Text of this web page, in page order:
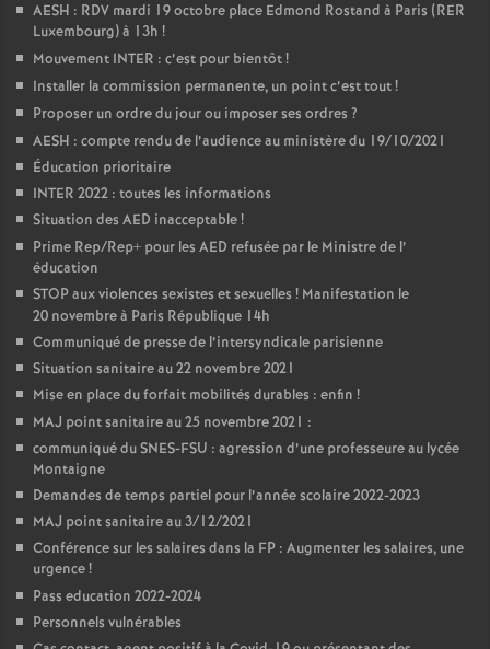
AESH : RDV mardi 19 octobre place Edmond Rostand à Paris (RER
Luxembourg) à 13h !
Mouvement INTER : c’est pour bientôt!
Installer la commission permanente, un point c’est tout!
Proposer un ordre du jour ou imposer ses ordres ?
AESH : compte rendu de l’audience au ministère du 19/10/2021
Éducation prioritaire
INTER 2022 : toutes les informations
Situation des AED inacceptable!
Prime Rep/Rep+ pour les AED refusée par le Ministre de l’
éducation
STOP aux violences sexistes et sexuelles ! Manifestation le
20 novembre à Paris République 14h
Communiqué de presse de l’intersyndicale parisienne
Situation sanitaire au 22 novembre 2021
Mise en place du forfait mobilités durables : enfin !
MAJ point sanitaire au 25 novembre 2021 :
communiqué du SNES-FSU : agression d’une professeure au lycée
Montaigne
Demandes de temps partiel pour l’année scolaire 2022-2023
MAJ point sanitaire au 3/12/2021
Conférence sur les salaires dans la FP : Augmenter les salaires, une
urgence!
Pass education 2022-2024
Personnels vulnérables